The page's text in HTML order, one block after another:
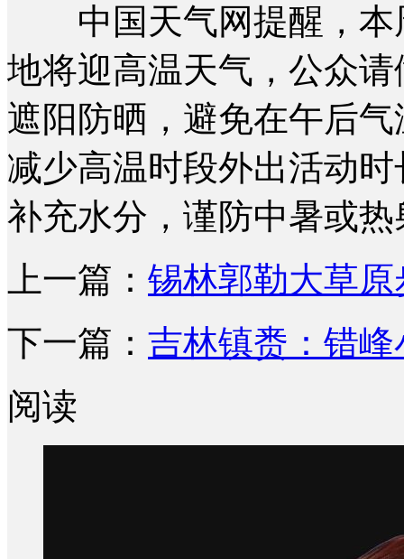
中国天气网提醒，本
地将迎高温天气，公众
遮阳防晒，避免在午后
减少高温时段外出活动
补充水分，谨防中暑或
上一篇： 锡林郭勒大草
下一篇： 吉林镇赉：错
阅读